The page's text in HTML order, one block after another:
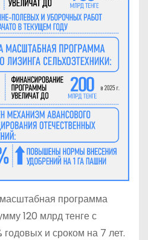
программа
120 млрд тенге с
годовых и сроком на 7 лет.